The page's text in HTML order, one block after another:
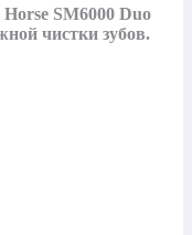
SM6000 Duo
чистки зубов.